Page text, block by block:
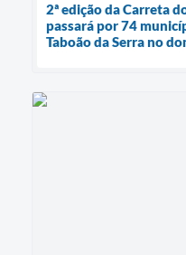
2ª edição da Carreta
passará por 74
Taboão da Serra no